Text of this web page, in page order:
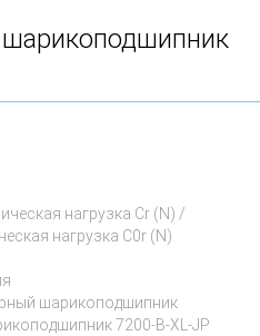
нагрузка Cr (N) /
нагрузка C0r (N)
шарикоподшипник
7200-B-XL-JP